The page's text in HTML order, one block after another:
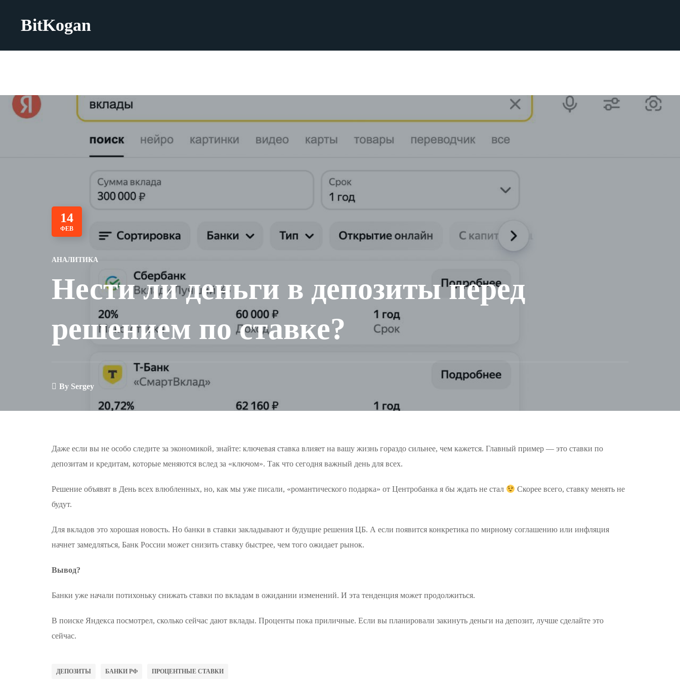
BitKogan
14
ФЕВ
АНАЛИТИКА
Нести ли деньги в депозиты перед
решением по ставке?
By Sergey
Даже если вы не особо следите за экономикой, знайте: ключевая ставка влияет на вашу жизнь гораздо сильнее, чем кажется. Главный пример — это ставки по
депозитам и кредитам, которые меняются вслед за «ключом». Так что сегодня важный день для всех.
Решение объявят в День всех влюбленных, но, как мы уже писали, «романтического подарка» от Центробанка я бы ждать не стал
Скорее всего, ставку менять не
будут.
Для вкладов это хорошая новость. Но банки в ставки закладывают и будущие решения ЦБ. А если появится конкретика по мирному соглашению или инфляция
начнет замедляться, Банк России может снизить ставку быстрее, чем того ожидает рынок.
Вывод?
Банки уже начали потихоньку снижать ставки по вкладам в ожидании изменений. И эта тенденция может продолжиться.
В поиске Яндекса посмотрел, сколько сейчас дают вклады. Проценты пока приличные. Если вы планировали закинуть деньги на депозит, лучше сделайте это
сейчас.
ДЕПОЗИТЫ БАНКИ РФ ПРОЦЕНТНЫЕ СТАВКИ